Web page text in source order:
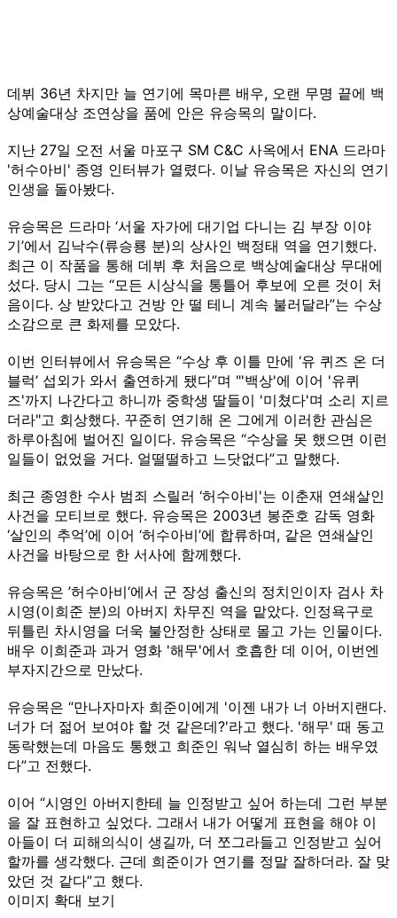
데뷔 36년 차지만 늘 연기에 목마른 배우, 오랜 무명 끝에 백
상예술대상 조연상을 품에 안은 유승목의 말이다.
지난 27일 오전 서울 마포구 SM C&C 사옥에서 ENA 드라마
'허수아비' 종영 인터뷰가 열렸다. 이날 유승목은 자신의 연기
인생을 돌아봤다.
유승목은 드라마 ‘서울 자가에 대기업 다니는 김 부장 이야
기’에서 김낙수(류승룡 분)의 상사인 백정태 역을 연기했다.
최근 이 작품을 통해 데뷔 후 처음으로 백상예술대상 무대에
섰다. 당시 그는 “모든 시상식을 통틀어 후보에 오른 것이 처
음이다. 상 받았다고 건방 안 떨 테니 계속 불러달라”는 수상
소감으로 큰 화제를 모았다.
이번 인터뷰에서 유승목은 “수상 후 이틀 만에 ‘유 퀴즈 온 더
블럭’ 섭외가 와서 출연하게 됐다”며 "'백상'에 이어 '유퀴
즈'까지 나간다고 하니까 중학생 딸들이 '미쳤다'며 소리 지르
더라"고 회상했다. 꾸준히 연기해 온 그에게 이러한 관심은
하루아침에 벌어진 일이다. 유승목은 “수상을 못 했으면 이런
일들이 없었을 거다. 얼떨떨하고 느닷없다”고 말했다.
최근 종영한 수사 범죄 스릴러 ‘허수아비'는 이춘재 연쇄살인
사건을 모티브로 했다. 유승목은 2003년 봉준호 감독 영화
‘살인의 추억’에 이어 ‘허수아비’에 합류하며, 같은 연쇄살인
사건을 바탕으로 한 서사에 함께했다.
유승목은 ’허수아비‘에서 군 장성 출신의 정치인이자 검사 차
시영(이희준 분)의 아버지 차무진 역을 맡았다. 인정욕구로
뒤틀린 차시영을 더욱 불안정한 상태로 몰고 가는 인물이다.
배우 이희준과 과거 영화 '해무'에서 호흡한 데 이어, 이번엔
부자지간으로 만났다.
유승목은 “만나자마자 희준이에게 '이젠 내가 너 아버지랜다.
너가 더 젊어 보여야 할 것 같은데?'라고 했다. '해무' 때 동고
동락했는데 마음도 통했고 희준인 워낙 열심히 하는 배우였
다”고 전했다.
이어 “시영인 아버지한테 늘 인정받고 싶어 하는데 그런 부분
을 잘 표현하고 싶었다. 그래서 내가 어떻게 표현을 해야 이
아들이 더 피해의식이 생길까, 더 쪼그라들고 인정받고 싶어
할까를 생각했다. 근데 희준이가 연기를 정말 잘하더라. 잘 맞
았던 것 같다”고 했다.
이미지 확대 보기